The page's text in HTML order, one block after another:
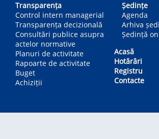
Transparența
Control intern managerial
Transparența decizională
Consultări publice asupra
actelor normative
Planuri de activitate
Rapoarte de activitate
Buget
Achiziții
Ședințe
Agenda
Arhiva
Ședință
Acasă
Hotărâri
Registru
Contacte